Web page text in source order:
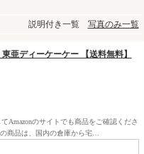
説明付き一覧 写真のみ一覧
亜ディーケーケー 【送料無料】
Amazonのサイトでも商品をご確認くださ
商品は、国内の倉庫から宅…